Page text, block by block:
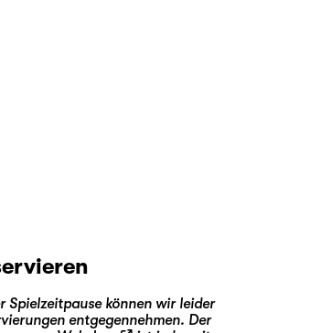
Spielzeitpause können wir leider
entgegennehmen. Der